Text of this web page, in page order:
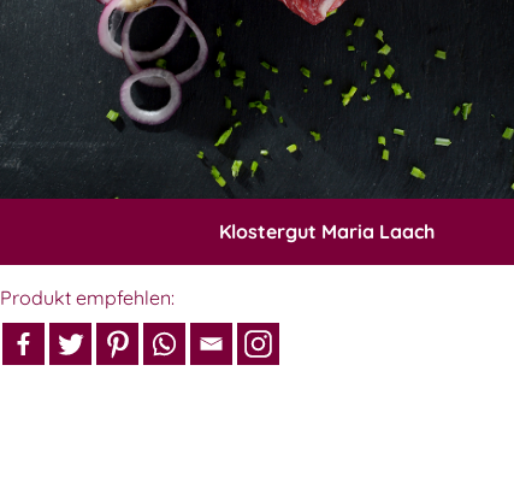
Klostergut Maria Laach
Produkt empfehlen: